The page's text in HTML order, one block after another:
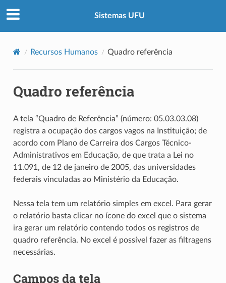
Sistemas UFU
Recursos Humanos Quadro referência
Quadro referência
A tela “Quadro de Referência” (número: 05.03.03.08)
registra a ocupação dos cargos vagos na Instituição; de
acordo com Plano de Carreira dos Cargos Técnico-
Administrativos em Educação, de que trata a Lei no
11.091, de 12 de janeiro de 2005, das universidades
federais vinculadas ao Ministério da Educação.
Nessa tela tem um relatório simples em excel. Para gerar
o relatório basta clicar no ícone do excel que o sistema
ira gerar um relatório contendo todos os registros de
quadro referência. No excel é possível fazer as filtragens
necessárias.
Campos da tela